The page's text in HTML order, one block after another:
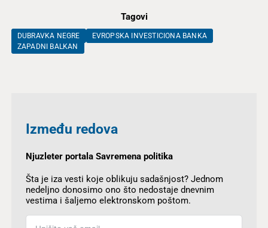
Tagovi
DUBRAVKA NEGRE
EVROPSKA INVESTICIONA BANKA
ZAPADNI BALKAN
Između redova
Njuzleter portala Savremena politika
Šta je iza vesti koje oblikuju sadašnjost? Jednom
nedeljno donosimo ono što nedostaje dnevnim
vestima i šaljemo elektronskom poštom.